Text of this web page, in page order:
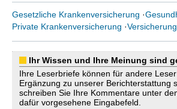
Gesetzliche Krankenversicherung ·
Private Krankenversicherung ·
Ihr Wissen und Ihre Meinung sind
Ihre Leserbriefe können für andere
Ergänzung zu unserer Berichterstattung
schreiben Sie Ihre Kommentare unter
dafür vorgesehene Eingabefeld.